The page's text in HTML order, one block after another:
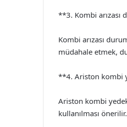
**3. Kombi arızası
Kombi arızası
müdahale etmek,
**4. Ariston kombi
Ariston kombi
kullanılması önerilir.